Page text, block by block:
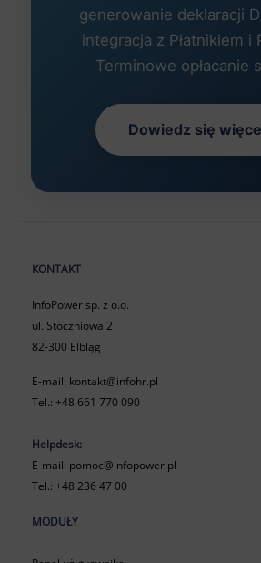
generowanie deklaracji
integracja z Płatnikiem i
Terminowe opłacanie
Dowiedz się
KONTAKT
InfoPower sp. z o.o.
ul. Stoczniowa 2
82-300 Elbląg
E-mail: kontakt@infohr.pl
Tel.:+48 661 770 090
Helpdesk:
E-mail: pomoc@infopower.pl
Tel.:+48 236 47 00
MODUŁY